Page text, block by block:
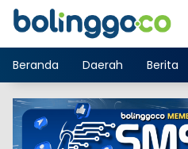
Langsung
Beranda
Daerah Berita